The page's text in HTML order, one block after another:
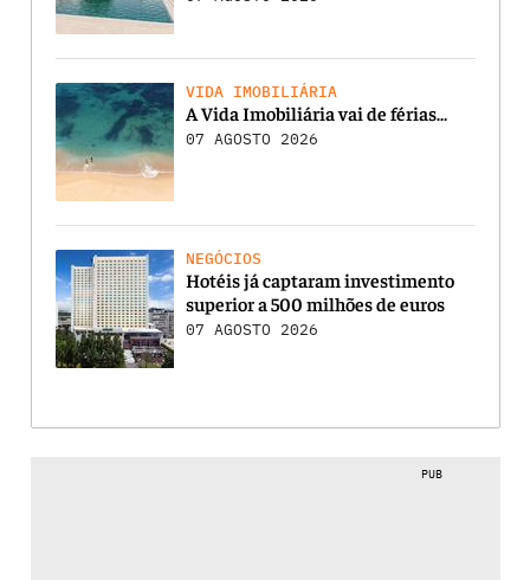
VIDA IMOBILIÁRIA
A Vida Imobiliária vai de férias…
07 AGOSTO 2026
NEGÓCIOS
Hotéis já captaram investimento
superior a 500 milhões de euros
07 AGOSTO 2026
PUB